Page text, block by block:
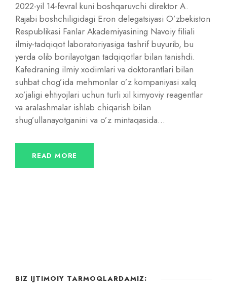
2022-yil 14-fevral kuni boshqaruvchi direktor A.
Rajabi boshchiligidagi Eron delegatsiyasi O’zbekiston
Respublikasi Fanlar Akademiyasining Navoiy filiali
ilmiy-tadqiqot laboratoriyasiga tashrif buyurib, bu
yerda olib borilayotgan tadqiqotlar bilan tanishdi.
Kafedraning ilmiy xodimlari va doktorantlari bilan
suhbat chog’ida mehmonlar o’z kompaniyasi xalq
xo’jaligi ehtiyojlari uchun turli xil kimyoviy reagentlar
va aralashmalar ishlab chiqarish bilan
shug’ullanayotganini va o’z mintaqasida...
READ MORE
BIZ IJTIMOIY TARMOQLARDAMIZ: